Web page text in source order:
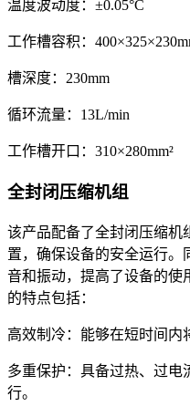
温度波动度：±0.05°C
工作槽容积：
槽深度：230mm
循环流量：13L/min
工作槽开口：310×280mm²
全封闭压缩机组
该产品配备了全封闭压缩机
置，确保设备的安全运行。
音和振动，提高了设备的使
的特点包括：
高效制冷：能够在短时间内
多重保护：具备过热、过电
行。